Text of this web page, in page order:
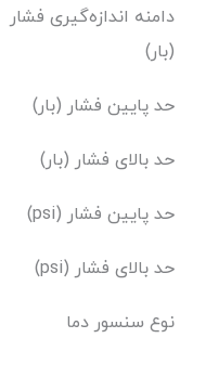
دامنه اندازه‌گیری فشار
(بار)
حد پایین فشار (بار)
حد بالای فشار (بار)
حد پایین فشار (psi)
حد بالای فشار (psi)
نوع سنسور دما